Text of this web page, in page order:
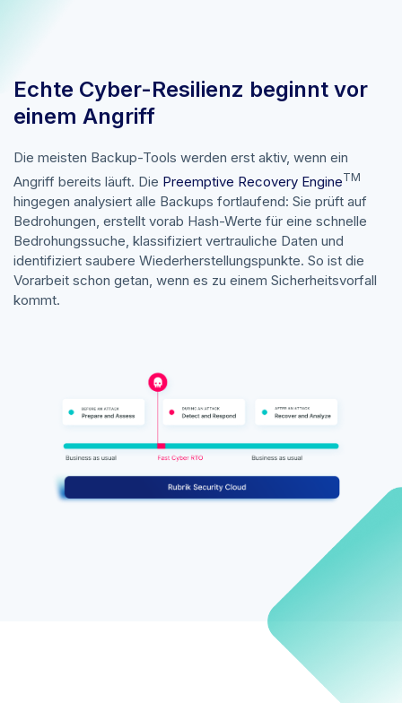
Echte Cyber-Resilienz beginnt vor
einem Angriff
Die meisten Backup-Tools werden erst aktiv, wenn ein
Angriff bereits läuft. Die Preemptive Recovery EngineTM
hingegen analysiert alle Backups fortlaufend: Sie prüft auf
Bedrohungen, erstellt vorab Hash-Werte für eine schnelle
Bedrohungssuche, klassifiziert vertrauliche Daten und
identifiziert saubere Wiederherstellungspunkte. So ist die
Vorarbeit schon getan, wenn es zu einem Sicherheitsvorfall
kommt.